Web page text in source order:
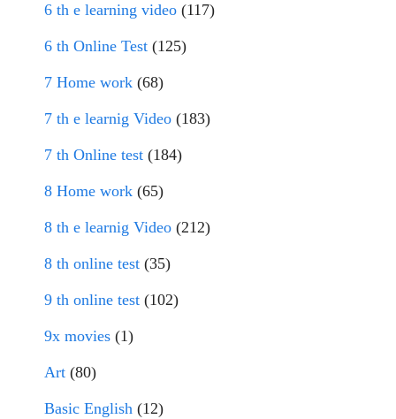
6 th e learning video (117)
6 th Online Test (125)
7 Home work (68)
7 th e learnig Video (183)
7 th Online test (184)
8 Home work (65)
8 th e learnig Video (212)
8 th online test (35)
9 th online test (102)
9x movies (1)
Art (80)
Basic English (12)